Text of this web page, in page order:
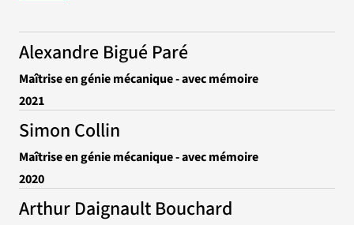
Alexandre Bigué Paré
Maîtrise en génie mécanique - avec mémoire
2021
Simon Collin
Maîtrise en génie mécanique - avec mémoire
2020
Arthur Daignault Bouchard